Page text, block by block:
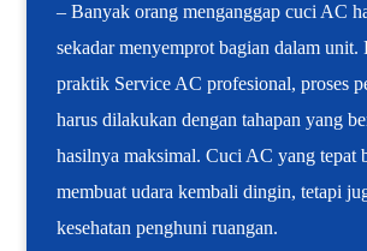
– Banyak orang menganggap cuci AC
sekadar menyemprot bagian dalam unit.
praktik Service AC profesional, proses
harus dilakukan dengan tahapan yang
hasilnya maksimal. Cuci AC yang tepat
membuat udara kembali dingin, tetapi
kesehatan penghuni ruangan.